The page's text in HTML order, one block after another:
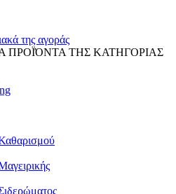
της αγοράς
ΠΡΟΪΌΝΤΑ ΤΗΣ ΚΑΤΗΓΟΡΙΑΣ